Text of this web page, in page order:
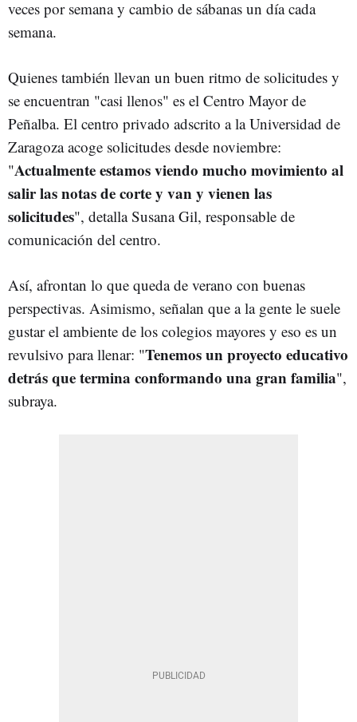
veces por semana y cambio de sábanas un día cada
semana.
Quienes también llevan un buen ritmo de solicitudes y
se encuentran "casi llenos" es el Centro Mayor de
Peñalba. El centro privado adscrito a la Universidad de
Zaragoza acoge solicitudes desde noviembre:
"Actualmente estamos viendo mucho movimiento al
salir las notas de corte y van y vienen las
solicitudes", detalla Susana Gil, responsable de
comunicación del centro.
Así, afrontan lo que queda de verano con buenas
perspectivas. Asimismo, señalan que a la gente le suele
gustar el ambiente de los colegios mayores y eso es un
revulsivo para llenar: "Tenemos un proyecto educativo
detrás que termina conformando una gran familia",
subraya.